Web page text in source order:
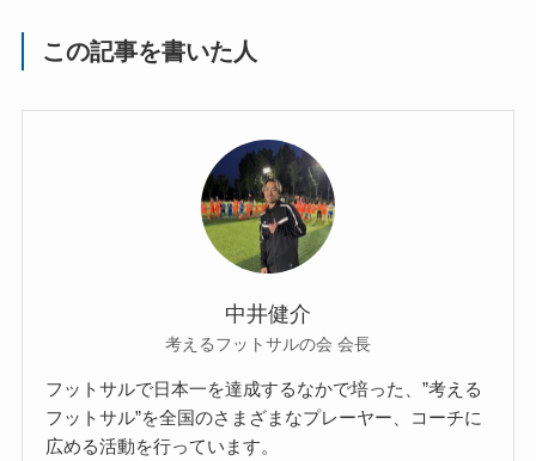
この記事を書いた人
中井健介
考えるフットサルの会 会長
フットサルで日本一を達成するなかで培った、”考える
フットサル”を全国のさまざまなプレーヤー、コーチに
広める活動を行っています。